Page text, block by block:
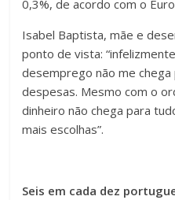
0,3%, de acordo com o
Isabel Baptista, mãe e
ponto de vista:
desemprego não me
despesas. Mesmo com o
dinheiro não chega para
mais escolhas”.
Seis em cada dez